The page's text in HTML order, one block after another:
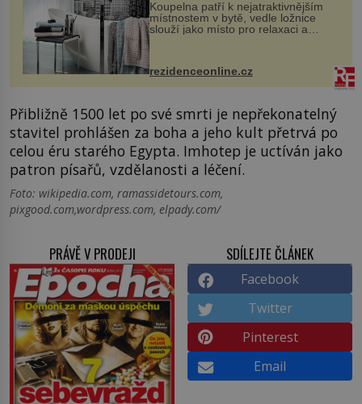
Koupelna patří k nejatraktivnějším
místnostem v bytě, vedle ložnice
slouží jako místo pro relaxaci a
odpočinek. Koupelnový textil –
ručníky, osušky a koberečky –
mohou jako mávnutím kouzelného
proutku...
rezidenceonline.cz
Přibližně 1500 let po své smrti je nepřekonatelný
stavitel prohlášen za boha a jeho kult přetrvá po
celou éru starého Egypta. Imhotep je uctíván jako
patron písařů, vzdělanosti a léčení.
Foto: wikipedia.com, ramassidetours.com,
pixgood.com,wordpress.com, elpady.com/
PRÁVĚ V PRODEJI SDÍLEJTE ČLÁNEK
Facebook
Twitter
Pinterest
Email